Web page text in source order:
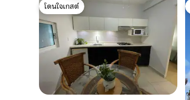
โดนใจเกสต์
โดนใจเกสต์